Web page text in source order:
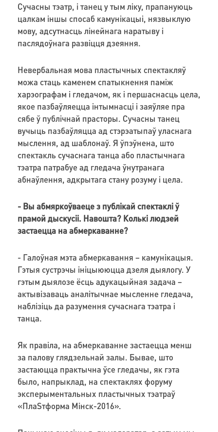
Сучасны тэатр, і танец у тым ліку, прапануюць
цалкам іншы спосаб камунікацыі, нязвыклую
мову, адсутнасць лінейнага наратыву і
паслядоўнага развіцця дзеяння.
Невербальная мова пластычных спектакляў
можа стаць каменем спатыкнення паміж
харэографам і гледачом, як і першаснасць цела,
якое пазбаўляецца інтымнасці і заяўляе пра
сябе ў публічнай прасторы. Сучасны танец
вучыць пазбаўляцца ад стэрэатыпаў уласнага
мыслення, ад шаблонаў. Я ўпэўнена, што
спектакль сучаснага танца або пластычнага
тэатра патрабуе ад гледача ўнутранага
абнаўлення, адкрытага стану розуму і цела.
- Вы абмяркоўваеце з публікай спектаклі ў
прамой дыскусіі. Навошта? Колькі людзей
застаецца на абмеркаванне?
- Галоўная мэта абмеркавання – камунікацыя.
Гэтыя сустрэчы ініцыююцца дзеля дыялогу. У
гэтым дыялозе ёсць адукацыйная задача –
актывізаваць аналітычнае мысленне гледача,
наблізіць да разумення сучаснага тэатра і
танца.
Як правіла, на абмеркаванне застаецца менш
за палову глядзельнай залы. Бывае, што
застаюцца практычна ўсе гледачы, як гэта
было, напрыклад, на спектаклях форуму
эксперыментальных пластычных тэатраў
«ПлаSтформа Мінск-2016».